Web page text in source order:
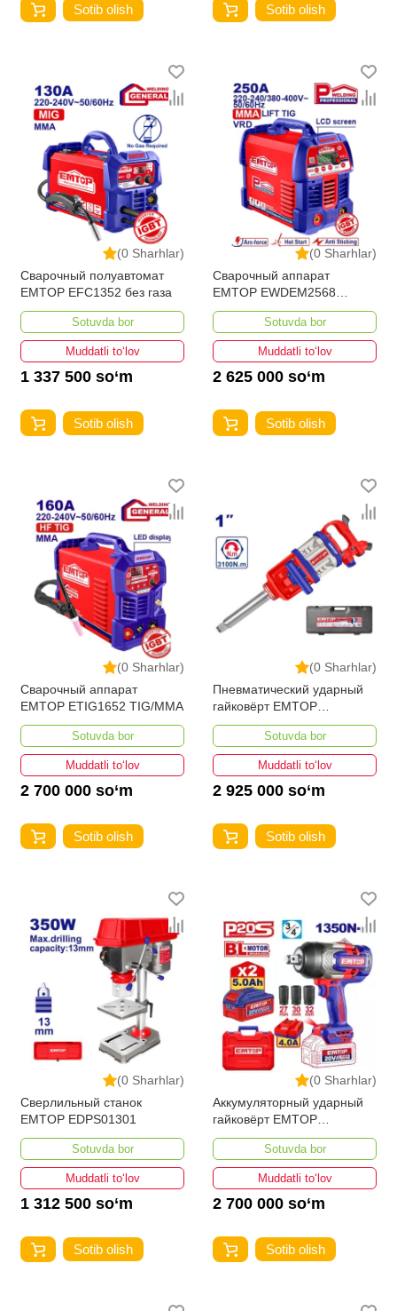
Sotib olish Sotib olish
(0 Sharhlar)
Сварочный полуавтомат
EMTOP EFC1352 без газа
Sotuvda bor
Muddatli to‘lov
1 337 500 so‘m
Sotib olish
(0 Sharhlar)
Сварочный аппарат
EMTOP EWDEM2568
MMA/TIG Lift
Sotuvda bor
Muddatli to‘lov
2 625 000 so‘m
Sotib olish
(0 Sharhlar)
Сварочный аппарат
EMTOP ETIG1652 TIG/MMA
Sotuvda bor
Muddatli to‘lov
2 700 000 so‘m
Sotib olish
(0 Sharhlar)
Пневматический ударный
гайковёрт EMTOP
EATL013101
Sotuvda bor
Muddatli to‘lov
2 925 000 so‘m
Sotib olish
(0 Sharhlar)
Сверлильный станок
EMTOP EDPS01301
Sotuvda bor
Muddatli to‘lov
1 312 500 so‘m
Sotib olish
(0 Sharhlar)
Аккумуляторный ударный
гайковёрт EMTOP
ECIWL20135
Sotuvda bor
Muddatli to‘lov
2 700 000 so‘m
Sotib olish